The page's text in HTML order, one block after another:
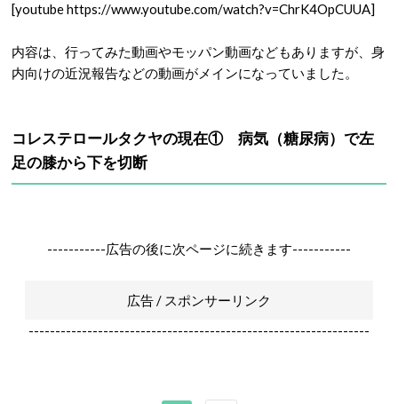
[youtube https://www.youtube.com/watch?v=ChrK4OpCUUA]
内容は、行ってみた動画やモッパン動画などもありますが、身
内向けの近況報告などの動画がメインになっていました。
コレステロールタクヤの現在① 病気（糖尿病）で左
足の膝から下を切断
-----------広告の後に次ページに続きます-----------
広告 / スポンサーリンク
----------------------------------------------------------------